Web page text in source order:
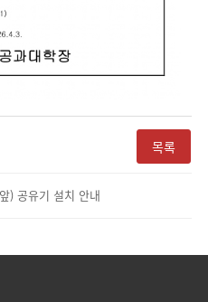
목록
) 공유기 설치 안내